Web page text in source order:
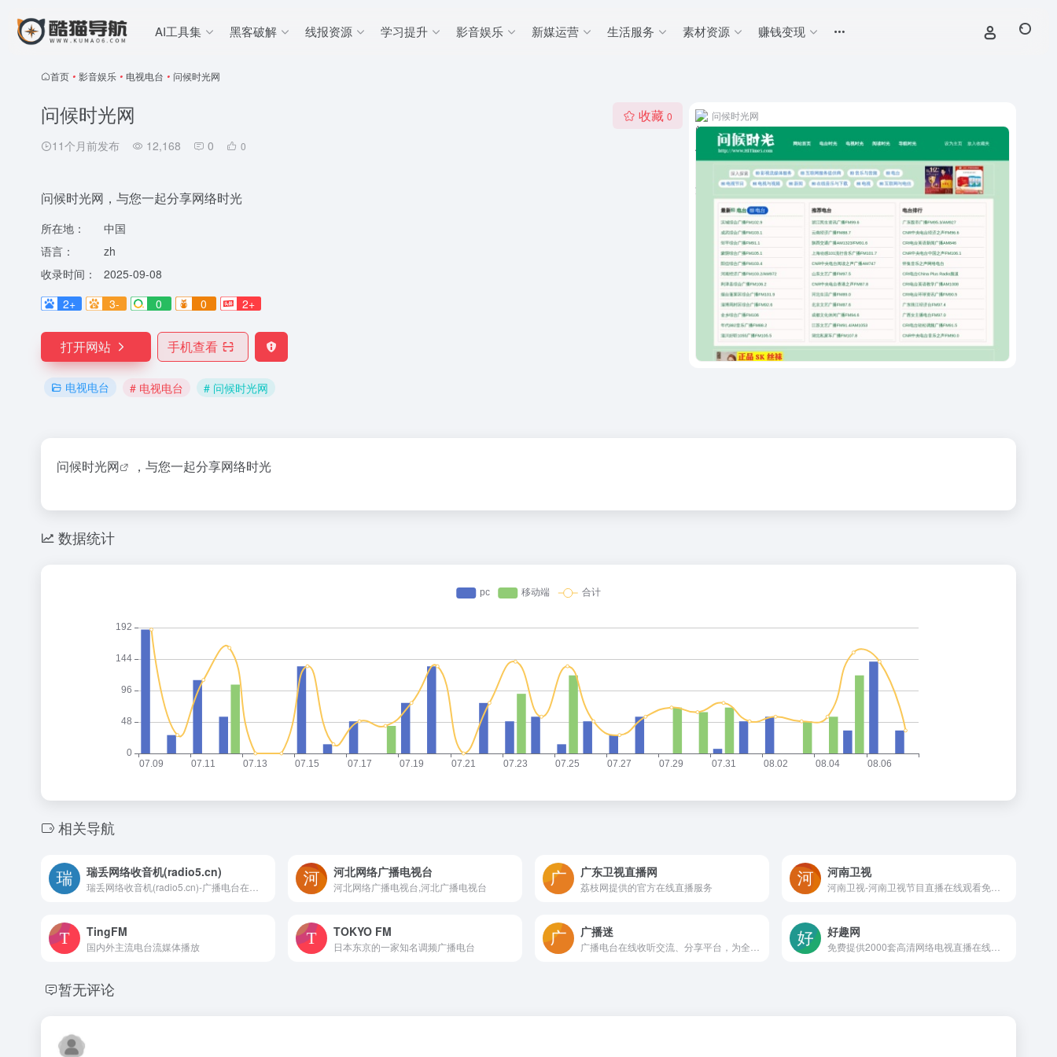
AI工具集 黑客破解 线报资源 学习提升 影音娱乐 新媒运营 生活服务 素材资源 赚钱变现
首页 • 影音娱乐 • 电视电台 • 问候时光网
问候时光网
11个月前发布 12,168 0 0
收藏 0
问候时光网，与您一起分享网络时光
所在地：
中国
语言：
zh
收录时间：
2025-09-08
2+
3- 0 0 2+
打开网站 手机查看
电视电台 # 电视电台 # 问候时光网
问候时光网
问候时光网 ，与您一起分享网络时光
数据统计
相关导航
瑞丢网络收音机(radio5.cn) 河北网络广播电视台
河北网络广播电视台,河北广播电视台
广东卫视直播网
荔枝网提供的官方在线直播服务
河南卫视
TingFM
国内外主流电台流媒体播放
TOKYO FM
日本东京的一家知名调频广播电台
广播迷 好趣网
暂无评论